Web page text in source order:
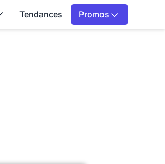
Tendances Promos